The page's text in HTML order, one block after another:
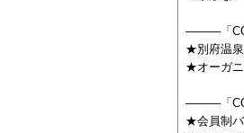
———「
★別府温
★オーガ
———「
★会員制